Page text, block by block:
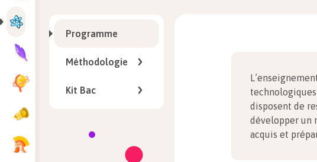
Programme
Méthodologie
Kit Bac
disposent de
développer un
acquis et